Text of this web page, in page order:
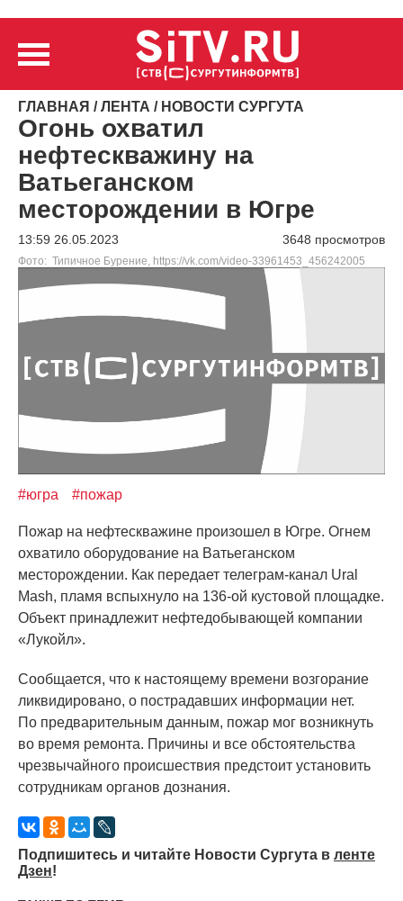
ГЛАВНАЯ /ЛЕНТА / НОВОСТИ СУРГУТА
Огонь охватил
нефтескважину на
Ватьеганском
месторождении в Югре
13:59 26.05.2023 3648 просмотров
Фото: Типичное Бурение, https://vk.com/video-33961453_456242005
#югра #пожар
Пожар на нефтескважине произошел в Югре. Огнем
охватило оборудование на Ватьеганском
месторождении. Как передает телеграм-канал Ural
Mash, пламя вспыхнуло на 136-ой кустовой площадке.
Объект принадлежит нефтедобывающей компании
«Лукойл».
Сообщается, что к настоящему времени возгорание
ликвидировано, о пострадавших информации нет.
По предварительным данным, пожар мог возникнуть
во время ремонта. Причины и все обстоятельства
чрезвычайного происшествия предстоит установить
сотрудникам органов дознания.
Подпишитесь и читайте Новости Сургута в ленте
Дзен!